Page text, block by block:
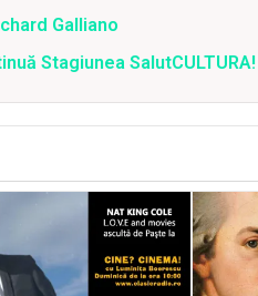
Galliano
Stagiunea SalutCULTURA!